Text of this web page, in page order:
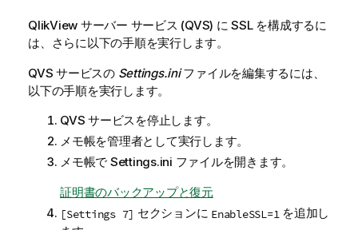
QlikView サーバー サービス (QVS) に SSL を構成するに
は、さらに以下の手順を実行します。
QVS サービスの Settings.iniファイルを編集するには、
以下の手順を実行します。
QVS サービスを停止します。
メモ帳を管理者として実行します。
メモ帳で Settings.ini ファイルを開きます。
証明書のバックアップと復元
[Settings 7] セクションに EnableSSL=1 を追加し